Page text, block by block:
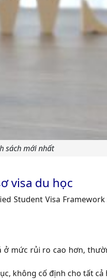
sách mới nhất
visa du học
Student Visa Framework
ở mức rủi ro cao hơn,
không cố định cho tất cả